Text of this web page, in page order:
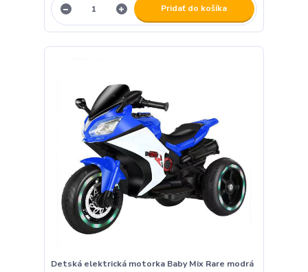
Pridať do košíka
Detská elektrická motorka Baby Mix Rare modrá